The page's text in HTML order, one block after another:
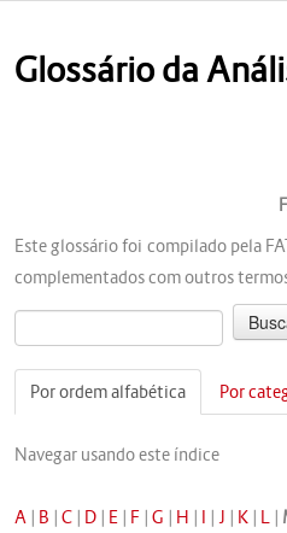
Glossário da
Este glossário foi compilado pela
complementados com outros
Por ordem alfabética Por
Navegar usando este índice
A| B | C| D| E| F| G | H | I | J | K| L|